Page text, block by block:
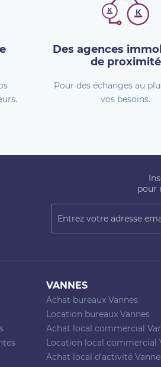
Des agences
de proximité
Pour des échanges au
vos besoins.
pour
VANNES
Achat bureaux Vannes
Location bureaux Vannes
Achat local commercial
Location local commercial
Achat local d’activité